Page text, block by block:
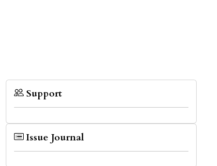
Support
Issue Journal